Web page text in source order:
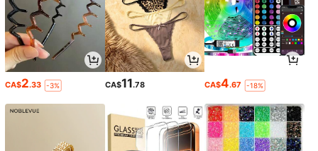
CA$2.33 -3% CA$11.78 CA$4.67 -18%